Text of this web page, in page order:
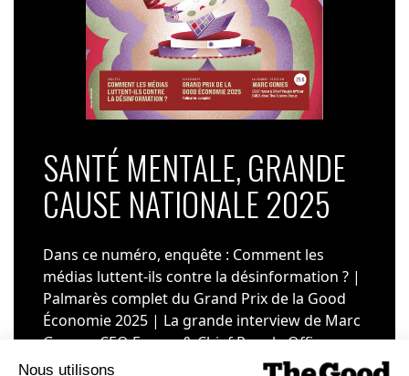
SANTÉ MENTALE, GRANDE
CAUSE NATIONALE 2025
Dans ce numéro, enquête : Comment les
médias luttent-ils contre la désinformation ? |
Palmarès complet du Grand Prix de la Good
Économie 2025 | La grande interview de Marc
Gomes, CEO France & Chief People Officer
EMEA chez The Adecco Group